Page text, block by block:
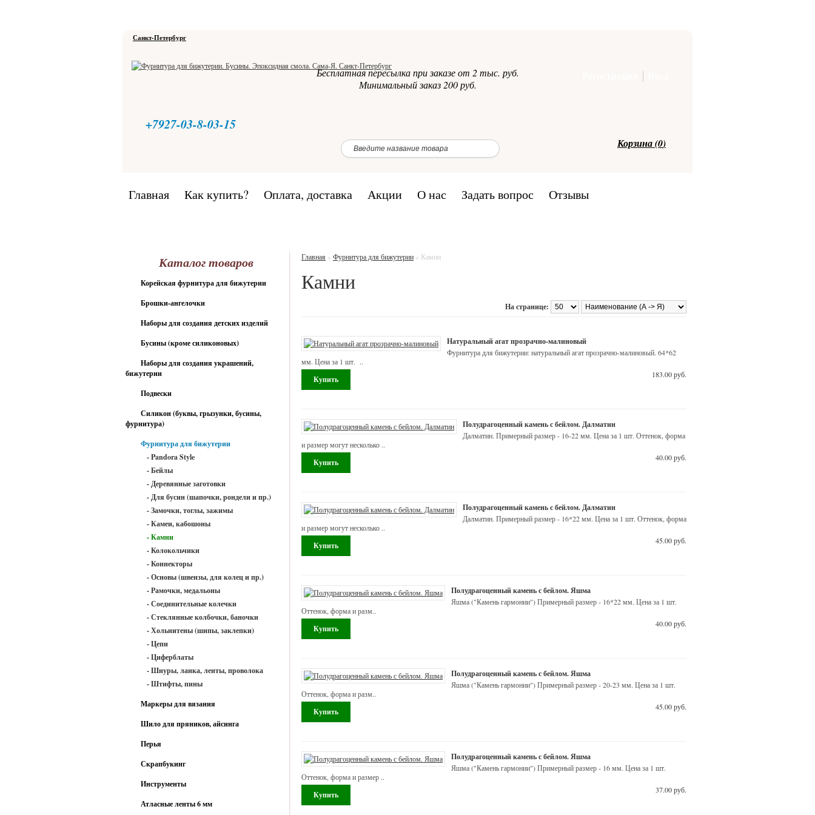
Санкт-Петербург
Бесплатная пересылка при заказе от 2 тыс. руб.
Минимальный заказ 200 руб.
+7927-03-8-03-15
Корзина (0)
Главная Как купить? Оплата, доставка Акции О нас Задать вопрос Отзывы
Каталог товаров
Корейская фурнитура для бижутерии
Брошки-ангелочки
Наборы для создания детских изделий
Бусины (кроме силиконовых)
Наборы для создания украшений,
бижутерии
Подвески
Силикон (буквы, грызунки, бусины,
фурнитура)
Фурнитура для бижутерии
- Pandora Style
- Бейлы
- Деревянные заготовки
- Для бусин (шапочки, рондели и пр.)
- Замочки, тоглы, зажимы
- Камеи, кабошоны
- Камни
- Колокольчики
- Коннекторы
- Основы (швензы, для колец и пр.)
- Рамочки, медальоны
- Соединительные колечки
- Стеклянные колбочки, баночки
- Хольнитены (шипы, заклепки)
- Цепи
- Циферблаты
- Шнуры, ланка, ленты, проволока
- Штифты, пины
Маркеры для вязания
Шило для пряников, айсинга
Перья
Скрапбукинг
Инструменты
Атласные ленты 6 мм
Главная » Фурнитура для бижутерии » Камни
Камни
На странице:
Натуральный агат прозрачно-малиновый
Фурнитура для бижутерии: натуральный агат прозрачно-малиновый. 64*62
мм. Цена за 1 шт. ..
183.00 руб.
Полудрагоценный камень с бейлом. Далматин
Далматин. Примерный размер - 16-22 мм. Цена за 1 шт. Оттенок, форма
и размер могут несколько ..
40.00 руб.
Полудрагоценный камень с бейлом. Далматин
Далматин. Примерный размер - 16*22 мм. Цена за 1 шт. Оттенок, форма
и размер могут несколько ..
45.00 руб.
Полудрагоценный камень с бейлом. Яшма
Яшма ("Камень гармонии") Примерный размер - 16*22 мм. Цена за 1 шт.
Оттенок, форма и разм..
40.00 руб.
Полудрагоценный камень с бейлом. Яшма
Яшма ("Камень гармонии") Примерный размер - 20-23 мм. Цена за 1 шт.
Оттенок, форма и разм..
45.00 руб.
Полудрагоценный камень с бейлом. Яшма
Яшма ("Камень гармонии") Примерный размер - 16 мм. Цена за 1 шт.
Оттенок, форма и размер ..
37.00 руб.